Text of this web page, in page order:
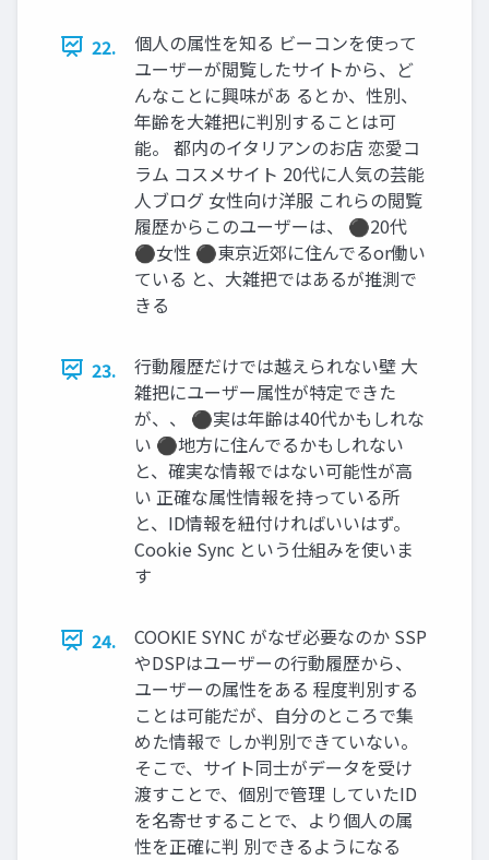
22.
個人の属性を知る ビーコンを使って
ユーザーが閲覧したサイトから、ど
んなことに興味があ るとか、性別、
年齢を大雑把に判別することは可
能。 都内のイタリアンのお店 恋愛コ
ラム コスメサイト 20代に人気の芸能
人ブログ 女性向け洋服 これらの閲覧
履歴からこのユーザーは、 ⚫20代
⚫女性 ⚫東京近郊に住んでるor働い
ている と、大雑把ではあるが推測で
きる
23.
行動履歴だけでは越えられない壁 大
雑把にユーザー属性が特定できた
が、、 ⚫実は年齢は40代かもしれな
い ⚫地方に住んでるかもしれない
と、確実な情報ではない可能性が高
い 正確な属性情報を持っている所
と、ID情報を紐付ければいいはず。
Cookie Sync という仕組みを使いま
す
24.
COOKIE SYNC がなぜ必要なのか SSP
やDSPはユーザーの行動履歴から、
ユーザーの属性をある 程度判別する
ことは可能だが、自分のところで集
めた情報で しか判別できていない。
そこで、サイト同士がデータを受け
渡すことで、個別で管理 していたID
を名寄せすることで、より個人の属
性を正確に判 別できるようになる